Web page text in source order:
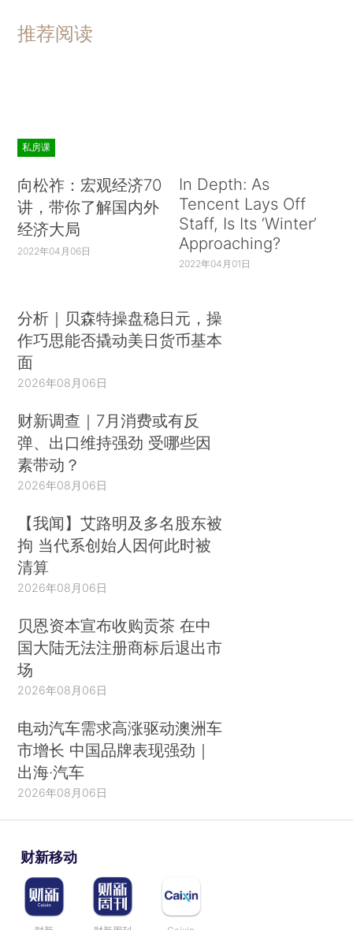
推荐阅读
私房课
向松祚：宏观经济70
讲，带你了解国内外
经济大局
2022年04月06日
In Depth: As
Tencent Lays Off
Staff, Is Its ‘Winter’
Approaching?
2022年04月01日
分析｜贝森特操盘稳日元，操
作巧思能否撬动美日货币基本
面
2026年08月06日
财新调查｜7月消费或有反
弹、出口维持强劲 受哪些因
素带动？
2026年08月06日
【我闻】艾路明及多名股东被
拘 当代系创始人因何此时被
清算
2026年08月06日
贝恩资本宣布收购贡茶 在中
国大陆无法注册商标后退出市
场
2026年08月06日
电动汽车需求高涨驱动澳洲车
市增长 中国品牌表现强劲｜
出海·汽车
2026年08月06日
财新移动